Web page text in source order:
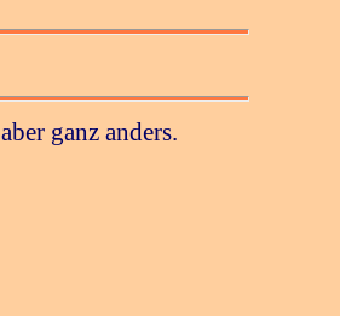
ganz anders.